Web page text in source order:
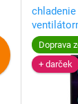
teplaDoprava
+ darček